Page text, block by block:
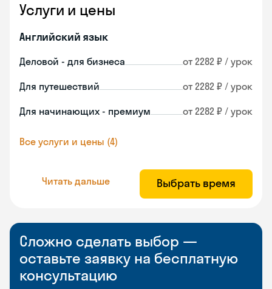
Услуги и цены
Английский язык
Деловой - для бизнеса от 2282 ₽ / урок
Для путешествий от 2282 ₽ / урок
Для начинающих - премиум от 2282 ₽ / урок
Все услуги и цены (4)
Читать дальше Выбрать время
Сложно сделать выбор —
оставьте заявку на бесплатную
консультацию